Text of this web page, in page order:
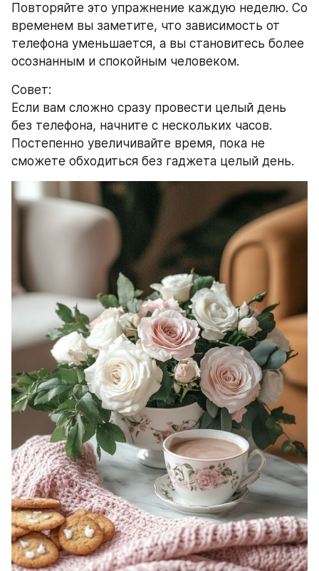
Повторяйте это упражнение каждую неделю. Со
временем вы заметите, что зависимость от
телефона уменьшается, а вы становитесь более
осознанным и спокойным человеком.
Совет:
Если вам сложно сразу провести целый день
без телефона, начните с нескольких часов.
Постепенно увеличивайте время, пока не
сможете обходиться без гаджета целый день.